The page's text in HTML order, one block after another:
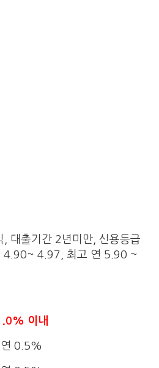
대출기간 2년미만, 신용등급
4.90~ 4.97, 최고 연 5.90 ~
이내
연 0.5%